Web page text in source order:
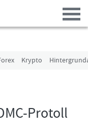
Krypto
Protoll